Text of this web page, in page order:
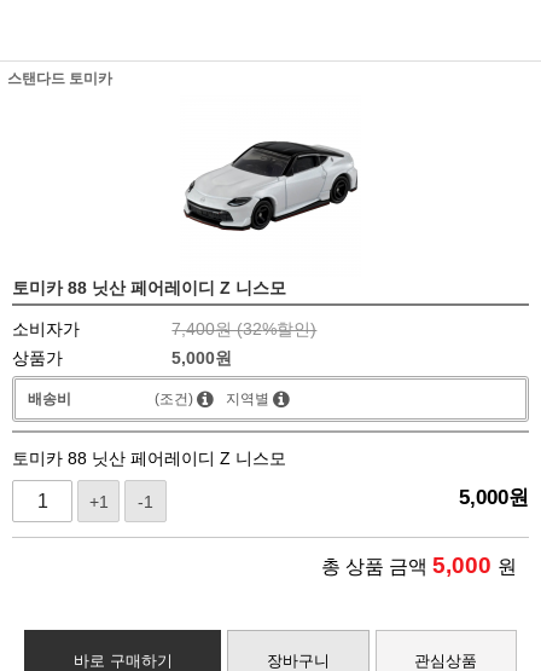
스탠다드 토미카
토미카 88 닛산 페어레이디 Z 니스모
소비자가 7,400원 (32%할인)
상품가
5,000원
배송비 (조건) 지역별
토미카 88 닛산 페어레이디 Z 니스모
+1 -1 5,000원
총 상품 금액 5,000 원
바로 구매하기 장바구니 관심상품